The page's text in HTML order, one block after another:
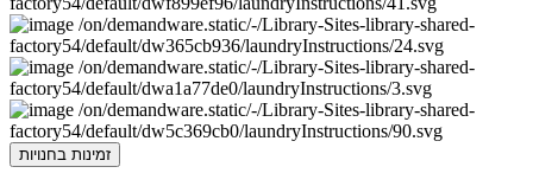
זמינות בחנויות